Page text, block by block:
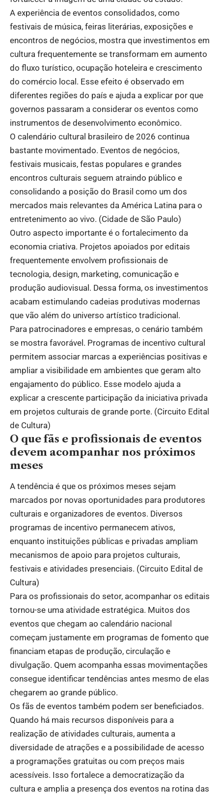
A experiência de eventos consolidados, como
festivais de música, feiras literárias, exposições e
encontros de negócios, mostra que investimentos em
cultura frequentemente se transformam em aumento
do fluxo turístico, ocupação hoteleira e crescimento
do comércio local. Esse efeito é observado em
diferentes regiões do país e ajuda a explicar por que
governos passaram a considerar os eventos como
instrumentos de desenvolvimento econômico.
O calendário cultural brasileiro de 2026 continua
bastante movimentado. Eventos de negócios,
festivais musicais, festas populares e grandes
encontros culturais seguem atraindo público e
consolidando a posição do Brasil como um dos
mercados mais relevantes da América Latina para o
entretenimento ao vivo. (Cidade de São Paulo)
Outro aspecto importante é o fortalecimento da
economia criativa. Projetos apoiados por editais
frequentemente envolvem profissionais de
tecnologia, design, marketing, comunicação e
produção audiovisual. Dessa forma, os investimentos
acabam estimulando cadeias produtivas modernas
que vão além do universo artístico tradicional.
Para patrocinadores e empresas, o cenário também
se mostra favorável. Programas de incentivo cultural
permitem associar marcas a experiências positivas e
ampliar a visibilidade em ambientes que geram alto
engajamento do público. Esse modelo ajuda a
explicar a crescente participação da iniciativa privada
em projetos culturais de grande porte. (Circuito Edital
de Cultura)
O que fãs e profissionais de eventos
devem acompanhar nos próximos
meses
A tendência é que os próximos meses sejam
marcados por novas oportunidades para produtores
culturais e organizadores de eventos. Diversos
programas de incentivo permanecem ativos,
enquanto instituições públicas e privadas ampliam
mecanismos de apoio para projetos culturais,
festivais e atividades presenciais. (Circuito Edital de
Cultura)
Para os profissionais do setor, acompanhar os editais
tornou-se uma atividade estratégica. Muitos dos
eventos que chegam ao calendário nacional
começam justamente em programas de fomento que
financiam etapas de produção, circulação e
divulgação. Quem acompanha essas movimentações
consegue identificar tendências antes mesmo de elas
chegarem ao grande público.
Os fãs de eventos também podem ser beneficiados.
Quando há mais recursos disponíveis para a
realização de atividades culturais, aumenta a
diversidade de atrações e a possibilidade de acesso
a programações gratuitas ou com preços mais
acessíveis. Isso fortalece a democratização da
cultura e amplia a presença dos eventos na rotina das